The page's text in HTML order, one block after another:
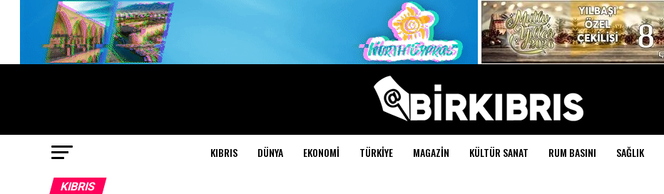
KIBRIS DÜNYA EKONOMI TÜRKIYE MAGAZIN KÜLTÜR SANAT RUM BASINI SAĞLIK
KIBRIS